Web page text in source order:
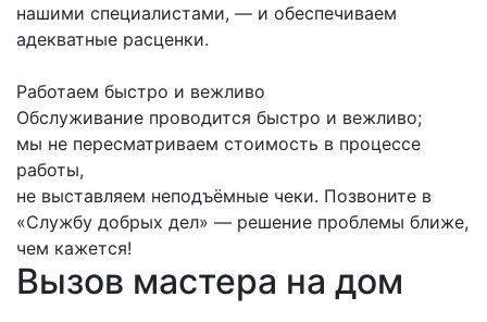
нашими специалистами, — и обеспечиваем
адекватные расценки.
Работаем быстро и вежливо
Обслуживание проводится быстро и вежливо;
мы не пересматриваем стоимость в процессе
работы,
не выставляем неподъёмные чеки. Позвоните в
«Службу добрых дел» — решение проблемы ближе,
чем кажется!
Вызов мастера на дом